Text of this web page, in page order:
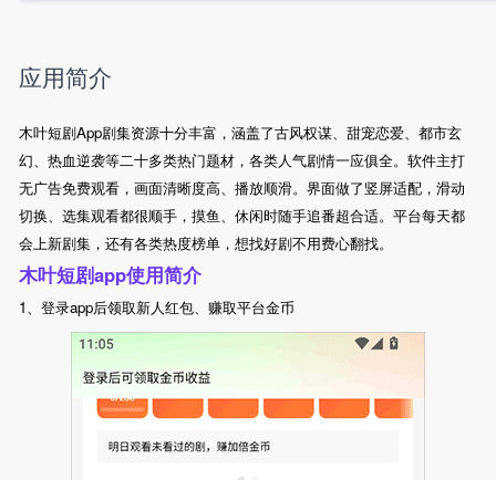
应用简介
木叶短剧App剧集资源十分丰富，涵盖了古风权谋、甜宠恋爱、都市玄
幻、热血逆袭等二十多类热门题材，各类人气剧情一应俱全。软件主打
无广告免费观看，画面清晰度高、播放顺滑。界面做了竖屏适配，滑动
切换、选集观看都很顺手，摸鱼、休闲时随手追番超合适。平台每天都
会上新剧集，还有各类热度榜单，想找好剧不用费心翻找。
木叶短剧app使用简介
1、登录app后领取新人红包、赚取平台金币